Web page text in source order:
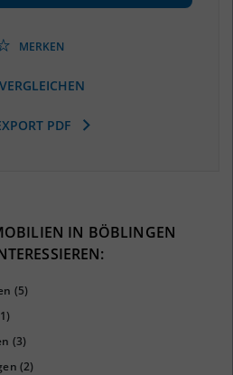
(Stand: 01/2020)
MERKEN
VERGLEICHEN
PDF
IN BÖBLINGEN
(5)
(3)
(2)